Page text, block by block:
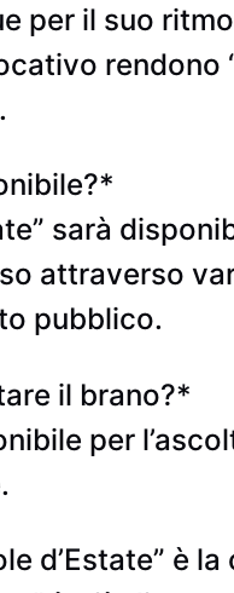
per il suo
rendono
sarà
attraverso
pubblico.
il brano?*
per
d’Estate” è